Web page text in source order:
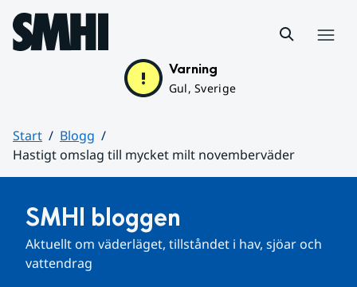
Hoppa till sidans innehåll
Varning
Gul, Sverige
Start
Blogg
Hastigt omslag till mycket milt novemberväder
SMHI bloggen
Aktuellt om väderläget, tillståndet i hav, sjöar och
vattendrag